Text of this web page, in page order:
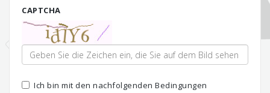
CAPTCHA
Ich bin mit den nachfolgenden Bedingungen